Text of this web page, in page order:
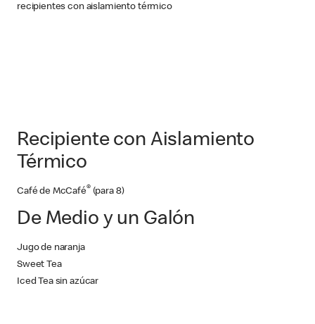
recipientes con aislamiento térmico
Recipiente con Aislamiento
Térmico
Café de McCafé® (para 8)
De Medio y un Galón
Jugo de naranja
Sweet Tea
Iced Tea sin azúcar